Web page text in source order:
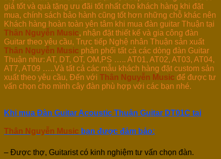
giá tốt và quà tặng ưu đãi tốt nhất cho khách hàng khi đặt
mua, chính sách bảo hành cũng tốt hơn những chỗ khác nên
Khách hàng hoàn toàn yên tâm khi mua đàn guitar Thuận tại
Thân Nguyễn Music, nhận đặt thiết kế và gia công đàn
Guitar theo yêu cầu, Trực tiếp Nghệ nhân Thuận sản xuất
Thân Nguyễn Music phân phối tất cả các dòng đàn Guitar
Thuận như: AT, DT, OT, OM,PS ….. AT01, AT02, AT03, AT04,
AT7, AT09 …..Và tất cả các mẫu khách hàng đặt custom sản
xuất theo yêu cầu, Đến với Thân Nguyễn Music để được tư
vấn chọn cho mình cây đàn phù hợp với các bạn nhé.
Khi mua Đàn Guitar Acoustic Thuận Guitar DT01C tại
Thân Nguyễn Music bạn được đảm bảo:
– Được thợ, Guitarist có kinh nghiệm tư vấn chọn đàn.